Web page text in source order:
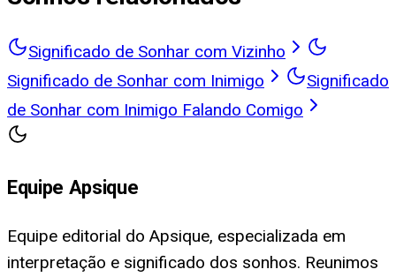
Significado de Sonhar com Vizinho
Significado de Sonhar com Inimigo
Significado
de Sonhar com Inimigo Falando Comigo
Equipe Apsique
Equipe editorial do Apsique, especializada em
interpretação e significado dos sonhos. Reunimos